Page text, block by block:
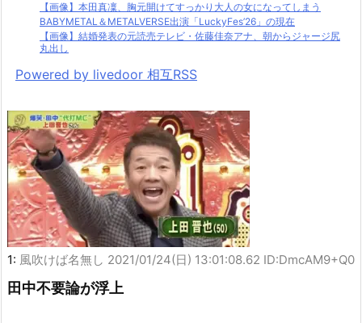
【画像】本田真凜、胸元開けてすっかり大人の女になってしまう
BABYMETAL＆METALVERSE出演「LuckyFes’26」の現在
【画像】結婚発表の元読売テレビ・佐藤佳奈アナ、朝からジャージ尻
丸出し
Powered by livedoor 相互RSS
1: 風吹けば名無し 2021/01/24(日) 13:01:08.62 ID:DmcAM9+Q0
田中不要論が浮上